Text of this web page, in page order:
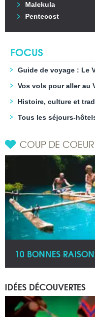
Malekula
Pentecost
FOCUS
Guide de voyage : Le
Vos vols pour aller au
Histoire, culture et
Tous les séjours-
COUP DE COEUR
10 BONNES
IDÉES DÉCOUVERTES